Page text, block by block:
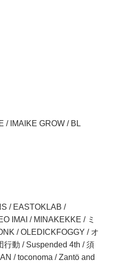
/ IMAIKE GROW / BL
/ EASTOKLAB /
IMAI / MINAKEKKE / ミ
/ OLEDICKFOGGY / オ
行動 / Suspended 4th / 須
/ toconoma / Zantö and